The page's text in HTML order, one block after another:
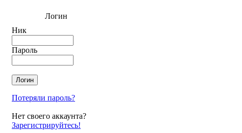
Логин
Ник
Пароль
Потеряли пароль?
Нет своего аккаунта?
Зарегистрируйтесь!